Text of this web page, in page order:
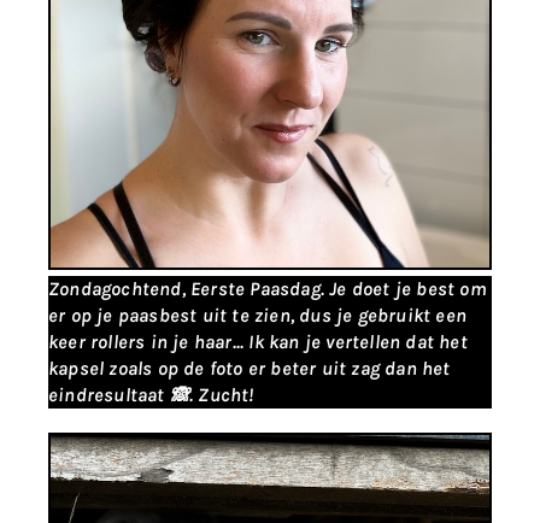
Zondagochtend, Eerste Paasdag. Je doet je best om
er op je paasbest uit te zien, dus je gebruikt een
keer rollers in je haar... Ik kan je vertellen dat het
kapsel zoals op de foto er beter uit zag dan het
eindresultaat 🙈. Zucht!